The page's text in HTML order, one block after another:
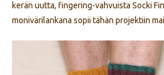
kerän uutta, fingering-vahvuista Socki
monivärilankana sopii tähän projektiin